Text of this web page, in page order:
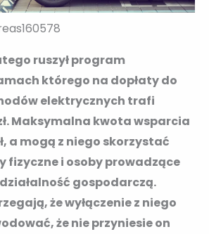
ruszył program
którego na dopłaty do
elektrycznych trafi
Maksymalna kwota wsparcia
a mogą z niego skorzystać
fizyczne i osoby prowadzące
gospodarczą.
że wyłączenie z niego
że nie przyniesie on